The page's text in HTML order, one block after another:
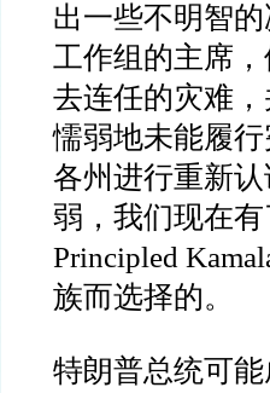
出一些不明智
工作组的主席
去连任的灾难，
懦弱地未能履
各州进行重新
弱，我们现在
Principled
族而选择的。
特朗普总统可能